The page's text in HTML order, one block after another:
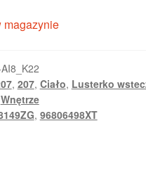
magazynie
, 207, Ciało, Lusterko
Wnętrze
, 96806498XT